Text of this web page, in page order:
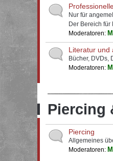
Nur für
Der Bereich
Moderatoren:
Literatur und
Bücher, DVDs,
Moderatoren:
Piercing
Piercing
Allgemeines
Moderatoren: